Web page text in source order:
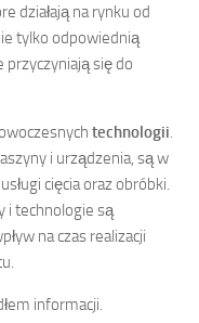
działają na rynku od
tylko odpowiednią
się do
technologii.
i urządzenia, są w
cięcia oraz obróbki.
i technologie są
na czas realizacji
informacji.